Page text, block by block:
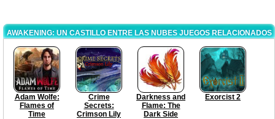
AWAKENING: UN CASTILLO ENTRE LAS NUBES JUEGOS RELACIONADOS
Adam Wolfe:
Flames of
Time
Crime
Secrets:
Crimson Lily
Darkness and
Flame: The
Dark Side
Exorcist 2